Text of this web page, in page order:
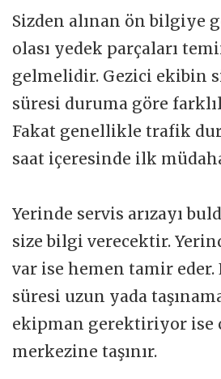
Sizden alınan ön bilgiye
olası yedek parçaları
gelmelidir. Gezici ekibin
süresi duruma göre
Fakat genellikle trafik
saat içeresinde ilk
Yerinde servis arızayı
size bilgi verecektir.
var ise hemen tamir eder.
süresi uzun yada
ekipman gerektiriyor ise
merkezine taşınır.